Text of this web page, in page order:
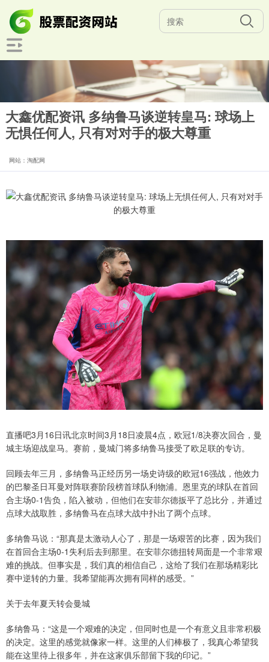
大鑫优配资讯 多纳鲁马谈逆转皇马: 球场上
无惧任何人, 只有对对手的极大尊重
网站：淘配网
直播吧3月16日讯北京时间3月18日凌晨4点，欧冠1/8决赛次回合，曼
城主场迎战皇马。赛前，曼城门将多纳鲁马接受了欧足联的专访。
回顾去年三月，多纳鲁马正经历另一场史诗级的欧冠16强战，他效力
的巴黎圣日耳曼对阵联赛阶段榜首球队利物浦。恩里克的球队在首回
合主场0-1告负，陷入被动，但他们在安菲尔德扳平了总比分，并通过
点球大战取胜，多纳鲁马在点球大战中扑出了两个点球。
多纳鲁马说：“那真是太激动人心了，那是一场艰苦的比赛，因为我们
在首回合主场0-1失利后去到那里。在安菲尔德扭转局面是一个非常艰
难的挑战。但事实是，我们真的相信自己，这给了我们在那场精彩比
赛中逆转的力量。我希望能再次拥有同样的感受。”
关于去年夏天转会曼城
多纳鲁马：“这是一个艰难的决定，但同时也是一个有意义且非常积极
的决定。这里的感觉就像家一样。这里的人们棒极了，我真心希望我
能在这里待上很多年，并在这家俱乐部留下我的印记。”